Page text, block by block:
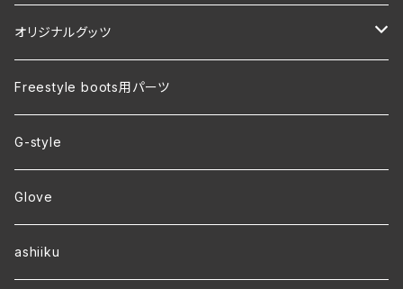
オリジナルグッツ
裏地付き オリジナルコーチジャケット
ver.2 毛玉が出来にくい・裏起毛 オリジナルパーカー
ver.1 速乾・裏起毛・サイズ豊富 オリジナルパーカー
ワラーチwebオーダー
Freestyle boots用パーツ
G-style
Glove
ashiiku